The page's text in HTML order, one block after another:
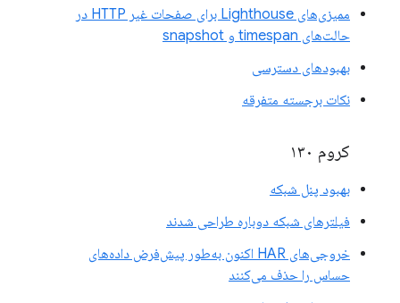
ممیزی‌های Lighthouse برای صفحات غیر HTTP در
حالت‌های timespan و snapshot
بهبودهای دسترسی
نکات برجسته متفرقه
کروم ۱۳۰
بهبود پنل شبکه
فیلترهای شبکه دوباره طراحی شدند
خروجی‌های HAR اکنون به‌طور پیش‌فرض داده‌های
حساس را حذف می‌کنند